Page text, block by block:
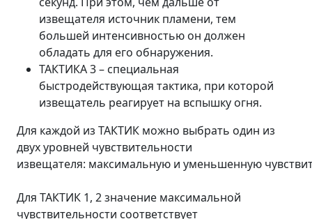
извещателя источник пламени, тем
большей интенсивностью он должен
обладать для его обнаружения.
ТАКТИКА 3 – специальная
быстродействующая тактика, при которой
извещатель реагирует на вспышку огня.
Для каждой из ТАКТИК можно выбрать один из
двух уровней чувствительности
извещателя: максимальную и уменьшенную
Для ТАКТИК 1, 2 значение максимальной
чувствительности соответствует